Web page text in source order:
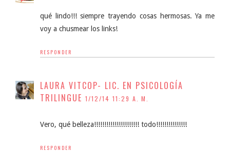
qué lindo!!! siempre trayendo cosas hermosas. Ya me
voy a chusmear los links!
RESPONDER
LAURA VITCOP- LIC. EN PSICOLOGÍA
TRILINGUE 1/12/14 11:29 A. M.
Vero, qué belleza!!!!!!!!!!!!!!!!!!!!!! todo!!!!!!!!!!!!!!!
RESPONDER